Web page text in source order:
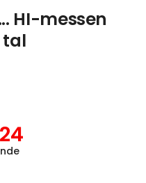
HI-messen
tal